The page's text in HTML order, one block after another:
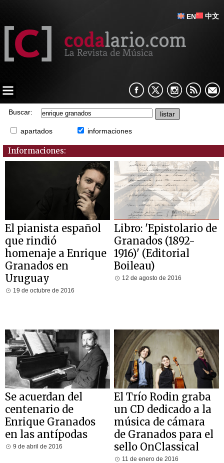
EN 中文
Buscar:
apartados informaciones
Informaciones:
El pianista español
que rindió
homenaje a Enrique
Granados en
Uruguay
19 de octubre de 2016
Libro: 'Epistolario de
Granados (1892-
1916)' (Editorial
Boileau)
12 de agosto de 2016
Se acuerdan del
centenario de
Enrique Granados
en las antípodas
9 de abril de 2016
El Trío Rodin graba
un CD dedicado a la
música de cámara
de Granados para el
sello OnClassical
11 de enero de 2016